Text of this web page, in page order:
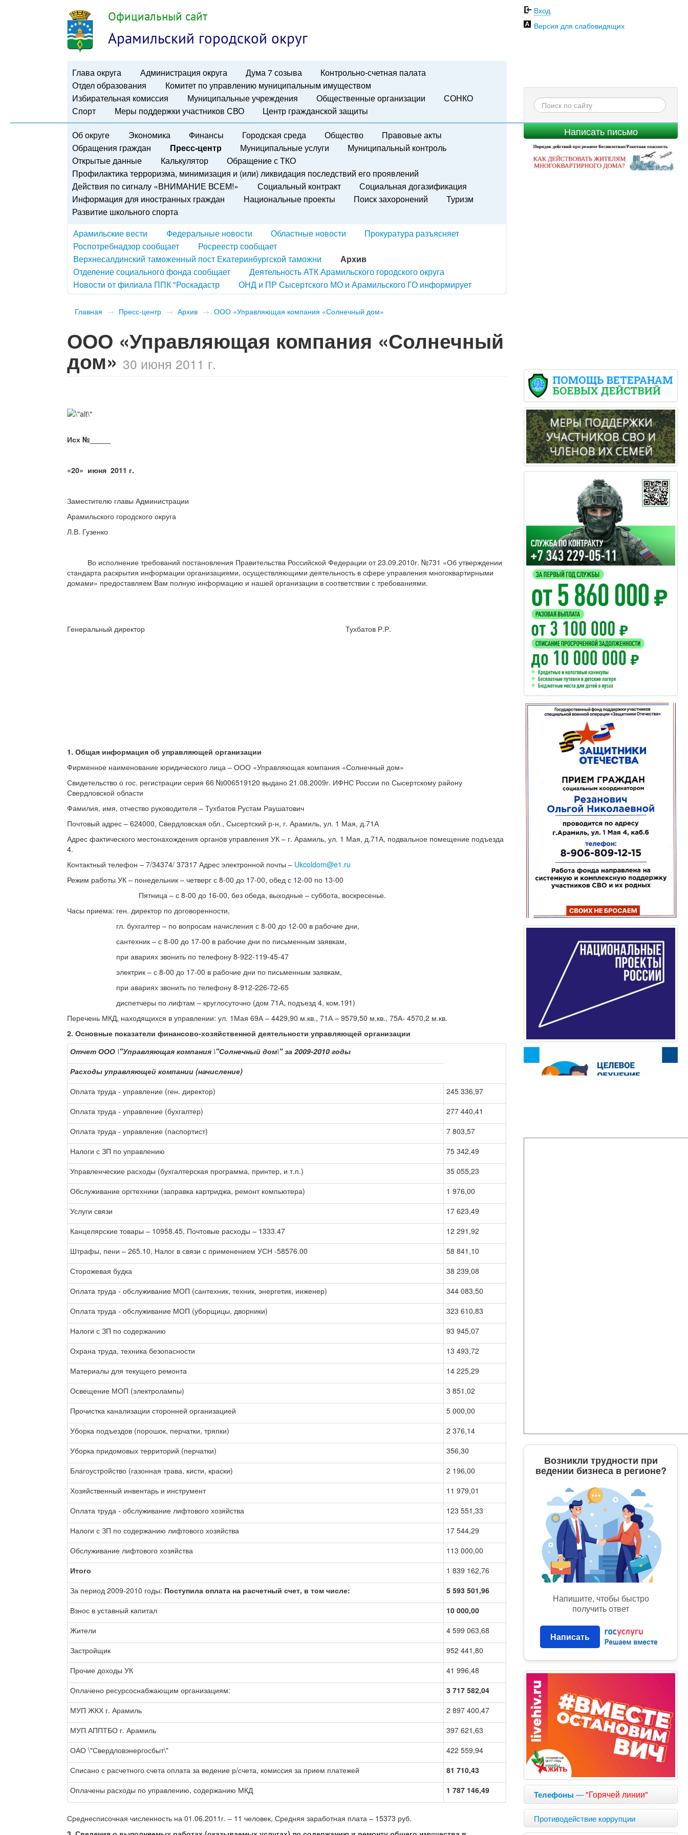
Официальный сайт
Арамильский городской округ
Глава округа Администрация округа Дума 7 созыва
Контрольно-счетная палата
Отдел образования
Комитет по управлению муниципальным имуществом
Избирательная комиссия
Муниципальные учреждения Общественные организации
СОНКО
Спорт
Меры поддержки участников СВО Центр гражданской защиты
Вход
Версия для слабовидящих
Написать письмо
Об округе Экономика Финансы Городская среда Общество
Правовые акты
Обращения граждан
Пресс-центр Муниципальные услуги
Муниципальный контроль
Открытые данные
Калькулятор
Обращение с ТКО
Профилактика терроризма, минимизация и (или) ликвидация последствий его проявлений
Действия по сигналу «ВНИМАНИЕ ВСЕМ!»
Социальный контракт
Социальная догазификация
Информация для иностранных граждан
Национальные проекты Поиск захоронений
Туризм
Развитие школьного спорта
Арамильские вести
Федеральные новости Областные новости
Прокуратура разъясняет
Роспотребнадзор сообщает
Росреестр сообщает
Верхнесалдинский таможенный пост Екатеринбургской таможни
Архив
Отделение социального фонда сообщает
Деятельность АТК Арамильского городского округа
Новости от филиала ППК "Роскадастр
ОНД и ПР Сысертского МО и Арамильского ГО информирует
Главная → Пресс-центр → Архив → ООО «Управляющая компания «Солнечный дом»
ООО «Управляющая компания «Солнечный
дом» 30 июня 2011 г.
Исх №_____
«20» июня 2011 г.
Заместителю главы Администрации
Арамильского городского округа
Л.В. Гузенко
Во исполнение требований постановления Правительства Российской Федерации от 23.09.2010г. №731 «Об утверждении
стандарта раскрытия информации организациями, осуществляющими деятельность в сфере управления многоквартирными
домами» предоставляем Вам полную информацию и нашей организации в соответствии с требованиями.
Генеральный директор Тухбатов Р.Р.
1. Общая информация об управляющей организации
Фирменное наименование юридического лица – ООО «Управляющая компания «Солнечный дом»
Свидетельство о гос. регистрации серия 66 №006519120 выдано 21.08.2009г. ИФНС России по Сысертскому району
Свердловской области
Фамилия, имя, отчество руководителя – Тухбатов Рустам Раушатович
Почтовый адрес – 624000, Свердловская обл., Сысертский р-н, г. Арамиль, ул. 1 Мая, д.71А
Адрес фактического местонахождения органов управления УК – г. Арамиль, ул. 1 Мая, д.71А, подвальное помещение подъезда
4.
Контактный телефон – 7/34374/ 37317 Адрес электронной почты – Ukcoldom@e1.ru
Режим работы УК – понедельник – четверг с 8-00 до 17-00, обед с 12-00 по 13-00
Пятница – с 8-00 до 16-00, без обеда, выходные – суббота, воскресенье.
Часы приема: ген. директор по договоренности,
гл. бухгалтер – по вопросам начисления с 8-00 до 12-00 в рабочие дни,
сантехник – с 8-00 до 17-00 в рабочие дни по письменным заявкам,
при авариях звонить по телефону 8-922-119-45-47
электрик – с 8-00 до 17-00 в рабочие дни по письменным заявкам,
при авариях звонить по телефону 8-912-226-72-65
диспетчеры по лифтам – круглосуточно (дом 71А, подъезд 4, ком.191)
Перечень МКД, находящихся в управлении: ул. 1Мая 69А – 4429,90 м.кв., 71А – 9579,50 м.кв., 75А- 4570,2 м.кв.
2. Основные показатели финансово-хозяйственной деятельности управляющей организации
Отчет ООО \"Управляющая компания \"Солнечный дом\" за 2009-2010 годы
Расходы управляющей компании (начисление)
Оплата труда - управление (ген. директор)
245 336,97
Оплата труда - управление (бухгалтер)
277 440,41
Оплата труда - управление (паспортист)
7 803,57
Налоги с ЗП по управлению
75 342,49
Управленческие расходы (бухгалтерская программа, принтер, и т.п.)
35 055,23
Обслуживание оргтехники (заправка картриджа, ремонт компьютера)
1 976,00
Услуги связи
17 623,49
Канцелярские товары – 10958.45, Почтовые расходы – 1333.47
12 291,92
Штрафы, пени – 265.10, Налог в связи с применением УСН -58576.00
58 841,10
Сторожевая будка
38 239,08
Оплата труда - обслуживание МОП (сантехник, техник, энергетик, инженер)
344 083,50
Оплата труда - обслуживание МОП (уборщицы, дворники)
323 610,83
Налоги с ЗП по содержанию
93 945,07
Охрана труда, техника безопасности
13 493,72
Материалы для текущего ремонта
14 225,29
Освещение МОП (электролампы)
3 851,02
Прочистка канализации сторонней организацией
5 000,00
Уборка подъездов (порошок, перчатки, тряпки)
2 376,14
Уборка придомовых территорий (перчатки)
356,30
Благоустройство (газонная трава, кисти, краски)
2 196,00
Хозяйственный инвентарь и инструмент
11 979,01
Оплата труда - обслуживание лифтового хозяйства
123 551,33
Налоги с ЗП по содержанию лифтового хозяйства
17 544,29
Обслуживание лифтового хозяйства
113 000,00
Итого
1 839 162,76
За период 2009-2010 годы: Поступила оплата на расчетный счет, в том числе:
5 593 501,96
Взнос в уставный капитал
10 000,00
Жители
4 599 063,68
Застройщик
952 441,80
Прочие доходы УК
41 996,48
Оплачено ресурсоснабжающим организациям:
3 717 582,04
МУП ЖКХ г. Арамиль
2 897 400,47
МУП АППТБО г. Арамиль
397 621,63
ОАО \"Свердловэнергосбыт\"
422 559,94
Списано с расчетного счета оплата за ведение р/счета, комиссия за прием платежей
81 710,43
Оплачены расходы по управлению, содержанию МКД
1 787 146,49
Среднесписочная численность на 01.06.2011г. – 11 человек, Средняя заработная плата – 15373 руб.
Возникли трудности при
ведении бизнеса в регионе?
Напишите, чтобы быстро
получить ответ
Написать
Телефоны —"Горячей линии"
Противодействие коррупции